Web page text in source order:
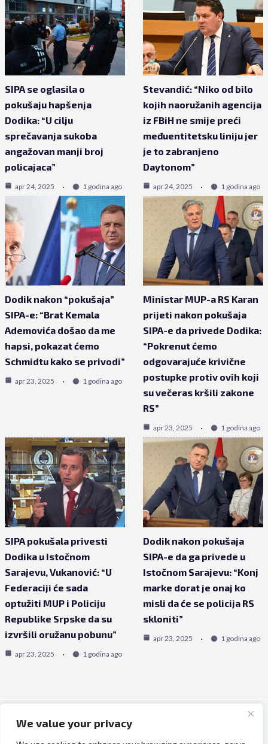
We value your privacy
SIPA se oglasila o
pokušaju hapšenja
Dodika: “U cilju
sprečavanja sukoba
angažovan manji broj
policajaca”
apr 24, 2025 1 godina ago
Stevandić: “Niko od bilo
kojih naoružanih agencija
iz FBiH ne smije preći
međuentitetsku liniju jer
je to zabranjeno
Daytonom”
apr 24, 2025 1 godina ago
Dodik nakon “pokušaja”
SIPA-e: “Brat Kemala
Ademovića došao da me
hapsi, pokazat ćemo
Schmidtu kako se privodi”
apr 23, 2025 1 godina ago
Ministar MUP-a RS Karan
prijeti nakon pokušaja
SIPA-e da privede Dodika:
“Pokrenut ćemo
odgovarajuće krivične
postupke protiv ovih koji
su večeras kršili zakone
RS”
apr 23, 2025 1 godina ago
SIPA pokušala privesti
Dodika u Istočnom
Sarajevu, Vukanović: “U
Federaciji će sada
optužiti MUP i Policiju
Republike Srpske da su
izvršili oružanu pobunu”
apr 23, 2025 1 godina ago
Dodik nakon pokušaja
SIPA-e da ga privede u
Istočnom Sarajevu: “Konj
marke dorat je onaj ko
misli da će se policija RS
skloniti”
apr 23, 2025 1 godina ago
Copyright © 2026 Bh Dijaspora.